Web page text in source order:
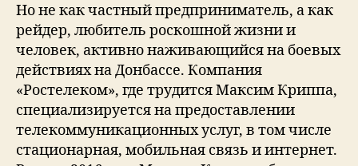
Krippa
Биография
Но не как частный предприниматель, а как
рейдер, любитель роскошной жизни и
человек, активно наживающийся на боевых
действиях на Донбассе. Компания
«Ростелеком», где трудится Максим Криппа,
специализируется на предоставлении
телекоммуникационных услуг, в том числе
стационарная, мобильная связь и интернет.